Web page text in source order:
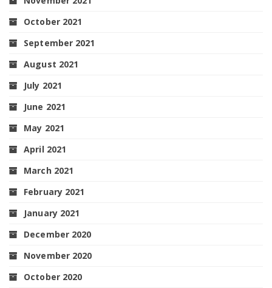
October 2021
September 2021
August 2021
July 2021
June 2021
May 2021
April 2021
March 2021
February 2021
January 2021
December 2020
November 2020
October 2020